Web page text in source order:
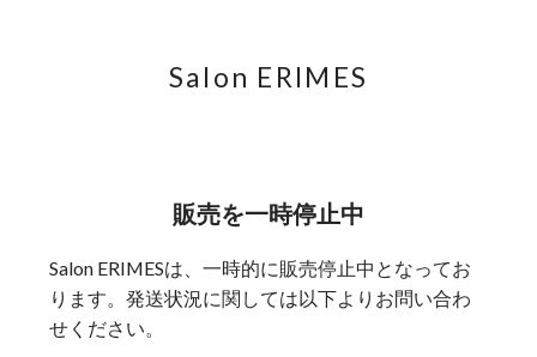
Salon ERIMES
販売を一時停止中
Salon ERIMESは、一時的に販売停止中となってお
ります。発送状況に関しては以下よりお問い合わ
せください。